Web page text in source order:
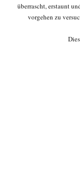
überrascht, erstaunt
vorgehen zu